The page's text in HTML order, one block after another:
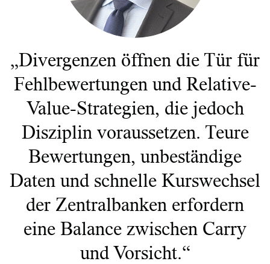
Marktvolatilität
Research
Anbieterliste
Vanguard Modellportfolios
Vanguard Beratungsstudie
„Divergenzen öffnen die Tür für
Fehlbewertungen und Relative-
Value-Strategien, die jedoch
Disziplin voraussetzen. Teure
Bewertungen, unbeständige
Daten und schnelle Kurswechsel
der Zentralbanken erfordern
eine Balance zwischen Carry
und Vorsicht.“